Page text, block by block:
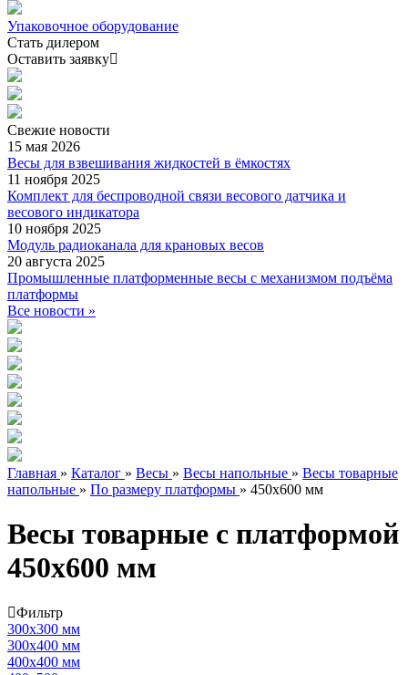
Упаковочное оборудование
Стать дилером
Оставить заявку
Свежие новости
15 мая 2026
Весы для взвешивания жидкостей в ёмкостях
11 ноября 2025
Комплект для беспроводной связи весового датчика и
весового индикатора
10 ноября 2025
Модуль радиоканала для крановых весов
20 августа 2025
Промышленные платформенные весы с механизмом подъёма
платформы
Все новости »
Главная » Каталог » Весы » Весы напольные » Весы товарные
напольные » По размеру платформы » 450х600 мм
Весы товарные с платформой
450х600 мм
Фильтр
300х300 мм
300х400 мм
400х400 мм